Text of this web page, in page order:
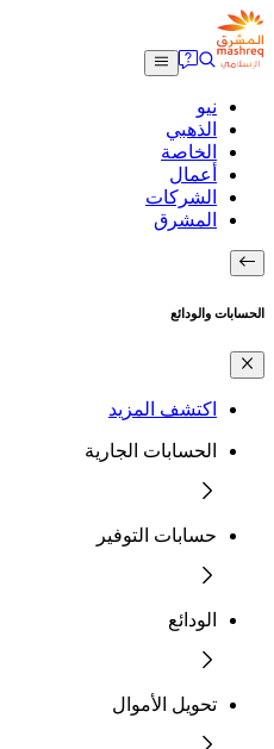
نيو
الذهبي
الخاصة
أعمال
الشركات
المشرق
الحسابات والودائع
اكتشف المزيد
الحسابات الجارية
حسابات التوفير
الودائع
تحويل الأموال